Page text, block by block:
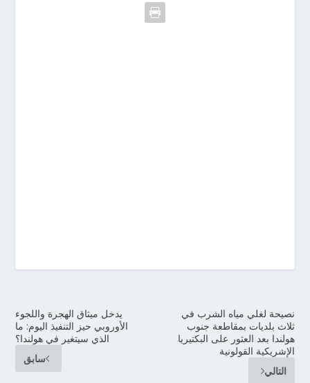
يدخل ميثاق الهجرة واللجوء
الأوروبي حيز التنفيذ اليوم: ما
الذي سيتغير في هولندا؟
سابق
نصيحة لغلي مياه الشرب في
ثلاث بلديات بمقاطعة جنوب
هولندا بعد العثور على البكتيريا
الإشريكية القولونية
التالي